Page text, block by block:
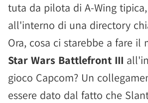
tuta da pilota di A-Wing
all'interno di una directory
Ora, cosa ci starebbe a fare il
Star Wars Battlefront III
gioco Capcom? Un
essere dato dal fatto che